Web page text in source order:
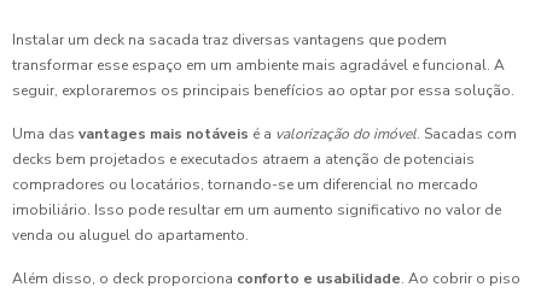
Instalar um deck na sacada traz diversas vantagens que podem
transformar esse espaço em um ambiente mais agradável e funcional. A
seguir, exploraremos os principais benefícios ao optar por essa solução.
Uma das vantages mais notáveis é a valorização do imóvel. Sacadas com
decks bem projetados e executados atraem a atenção de potenciais
compradores ou locatários, tornando-se um diferencial no mercado
imobiliário. Isso pode resultar em um aumento significativo no valor de
venda ou aluguel do apartamento.
Além disso, o deck proporciona conforto e usabilidade. Ao cobrir o piso